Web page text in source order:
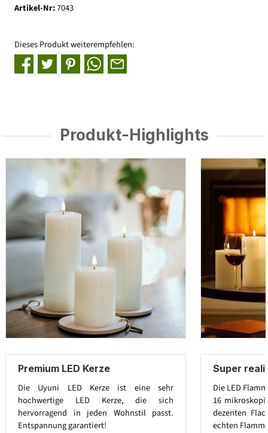
Artikel-Nr:7043
Dieses Produkt weiterempfehlen:
Produkt-Highlights
Premium LED Kerze
Die Uyuni LED Kerze ist eine sehr
hochwertige LED Kerze, die sich
hervorragend in jeden Wohnstil passt.
Entspannung garantiert!
Super
Die LED
16
dezenten
echten